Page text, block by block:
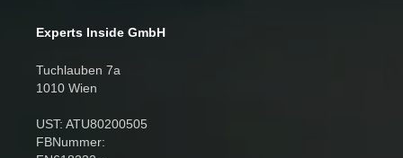
Experts Inside GmbH
Tuchlauben 7a
1010 Wien
UST: ATU80200505
FBNummer: